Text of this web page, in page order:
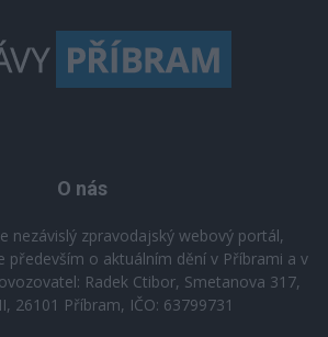
O nás
nezávislý zpravodajský webový portál,
především o aktuálním dění v Příbrami a v
Radek Ctibor, Smetanova 317,
26101 Příbram, IČO: 63799731